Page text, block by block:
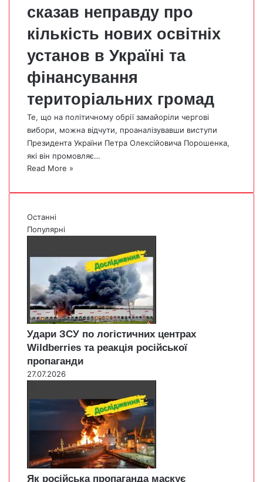
сказав неправду про
кількість нових освітніх
установ в Україні та
фінансування
територіальних громад
Те, що на політичному обрії замайоріли чергові
вибори, можна відчути, проаналізувавши виступи
Президента України Петра Олексійовича Порошенка,
які він промовляє…
Read More »
Останні
Популярні
Удари ЗСУ по логістичних центрах
Wildberries та реакція російської
пропаганди
27.07.2026
Як російська пропаганда маскує